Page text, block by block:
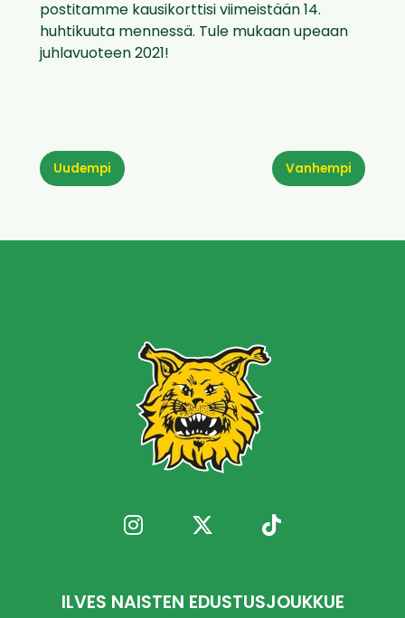
postitamme kausikorttisi viimeistään 14.
huhtikuuta mennessä. Tule mukaan upeaan
juhlavuoteen 2021!
Vanhempi
Uudempi
ILVES NAISTEN EDUSTUSJOUKKUE